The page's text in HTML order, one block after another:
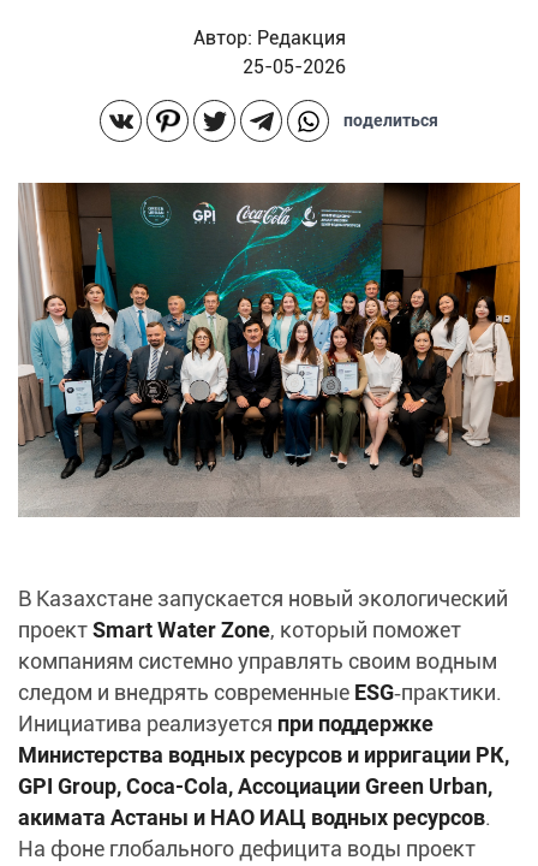
поделиться
Автор: Редакция
25-05-2026
В Казахстане запускается новый экологический
проектSmart Water Zone, который поможет
компаниям системно управлять своим водным
следом и внедрять современные ESG‑практики.
Инициатива реализуется при поддержке
Министерства водных ресурсов и ирригации РК,
GPI Group, Coca‑Cola, Ассоциации Green Urban,
акимата Астаны и НАО ИАЦ водных ресурсов.
На фоне глобального дефицита воды проект